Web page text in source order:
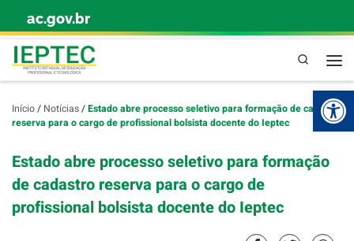
Skip to content
ac.gov.br
Pesquisa
Início/ Notícias/Estado abre processo seletivo para formação de cadastro
reserva para o cargo de profissional bolsista docente do Ieptec
Estado abre processo seletivo para formação
de cadastro reserva para o cargo de
profissional bolsista docente do Ieptec